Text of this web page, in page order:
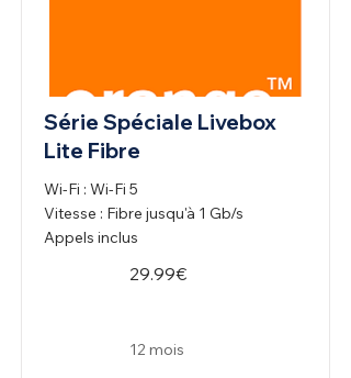
Série Spéciale Livebox
Lite Fibre
Wi-Fi : Wi-Fi 5
Vitesse : Fibre jusqu'à 1 Gb/s
Appels inclus
29.99€
12 mois